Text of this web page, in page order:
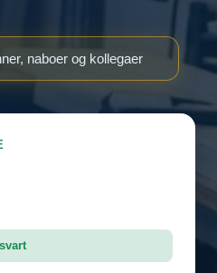
naboer og kollegaer